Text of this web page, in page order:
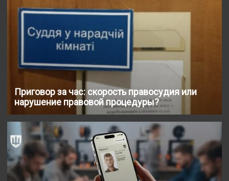
Приговор за час: скорость правосудия или
нарушение правовой процедуры?